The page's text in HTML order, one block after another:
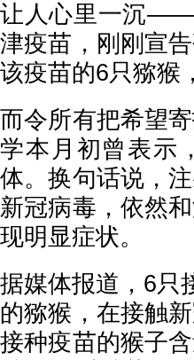
让人心里一沉——
津疫苗，刚刚宣
该疫苗的6只猕猴
而令所有把希望
学本月初曾表示
体。换句话说，
新冠病毒，依然
现明显症状。
据媒体报道，6只
的猕猴，在接触
接种疫苗的猴子